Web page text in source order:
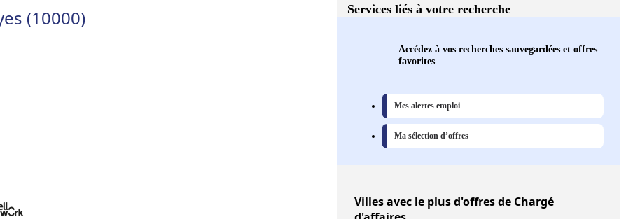
(10000) Services liés à votre recherche
Accédez à vos recherches sauvegardées et offres
favorites
Mes alertes emploi
Ma sélection d’offres
Villesavec le plus d'offres de Chargé